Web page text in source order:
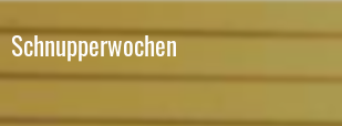
Schnupperwochen